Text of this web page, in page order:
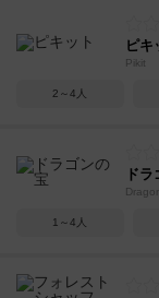
ピキ
Pikit
2～4人
ド
1～4人